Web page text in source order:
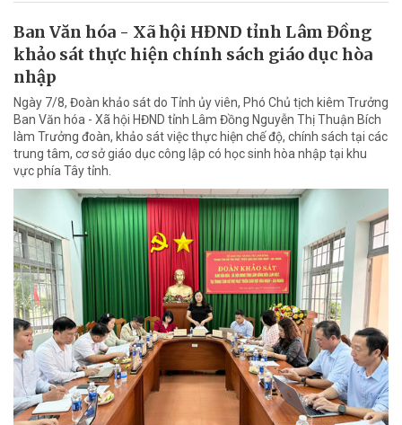
Ban Văn hóa - Xã hội HĐND tỉnh Lâm Đồng
khảo sát thực hiện chính sách giáo dục hòa
nhập
Ngày 7/8, Đoàn khảo sát do Tỉnh ủy viên, Phó Chủ tịch kiêm Trưởng
Ban Văn hóa - Xã hội HĐND tỉnh Lâm Đồng Nguyễn Thị Thuận Bích
làm Trưởng đoàn, khảo sát việc thực hiện chế độ, chính sách tại các
trung tâm, cơ sở giáo dục công lập có học sinh hòa nhập tại khu
vực phía Tây tỉnh.